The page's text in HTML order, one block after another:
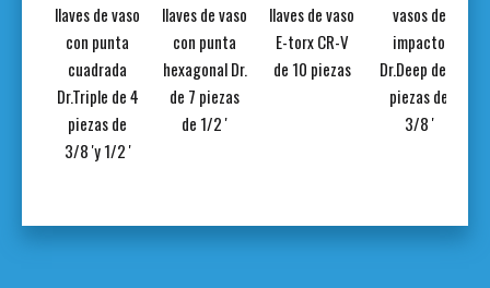
llaves de vaso
con punta
cuadrada
Dr.Triple de 4
piezas de
3/8 'y 1/2 '
llaves de vaso
con punta
hexagonal Dr.
de 7 piezas
de 1/2 '
llaves de vaso
E-torx CR-V
de 10 piezas
vasos de
impacto
Dr.Deep de 9
piezas de
3/8 '